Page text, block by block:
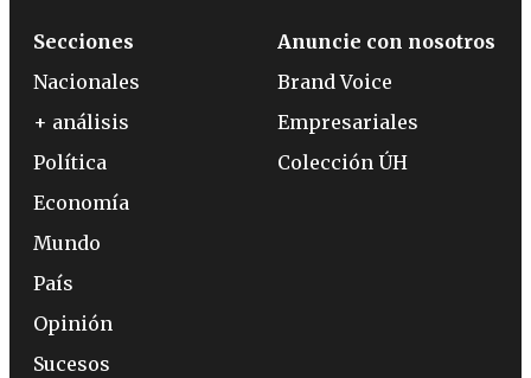
Secciones
Nacionales
+ análisis
Política
Economía
Mundo
País
Opinión
Sucesos
Anuncie con nosotros
Brand Voice
Empresariales
Colección ÚH